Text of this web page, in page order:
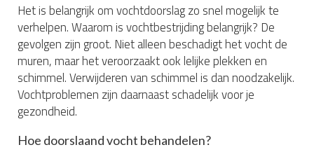
Het is belangrijk om vochtdoorslag zo snel mogelijk te
verhelpen. Waarom is vochtbestrijding belangrijk? De
gevolgen zijn groot. Niet alleen beschadigt het vocht de
muren, maar het veroorzaakt ook lelijke plekken en
schimmel. Verwijderen van schimmel is dan noodzakelijk.
Vochtproblemen zijn daarnaast schadelijk voor je
gezondheid.
Hoe doorslaand vocht behandelen?